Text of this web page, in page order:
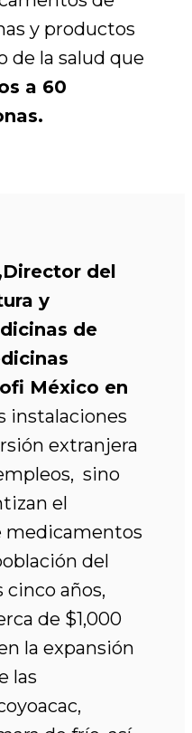
y productos
de la salud que
a 60
Director del
y
de
México en
instalaciones
extranjera
sino
el
medicamentos
del
cinco años,
de $1,000
la expansión
las